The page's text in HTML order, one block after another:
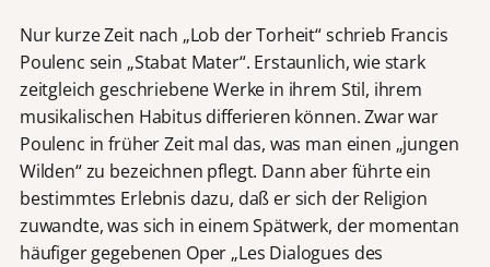
Nur kurze Zeit nach „Lob der Torheit“ schrieb Francis
Poulenc sein „Stabat Mater“. Erstaunlich, wie stark
zeitgleich geschriebene Werke in ihrem Stil, ihrem
musikalischen Habitus differieren können. Zwar war
Poulenc in früher Zeit mal das, was man einen „jungen
Wilden“ zu bezeichnen pflegt. Dann aber führte ein
bestimmtes Erlebnis dazu, daß er sich der Religion
zuwandte, was sich in einem Spätwerk, der momentan
häufiger gegebenen Oper „Les Dialogues des